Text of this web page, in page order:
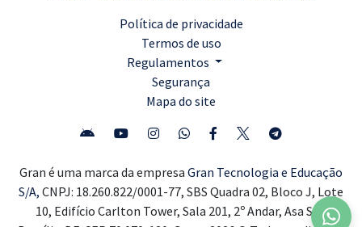
Política de privacidade
Termos de uso
Regulamentos
Segurança
Mapa do site
Gran é uma marca da empresa Gran Tecnologia e Educação
S/A, CNPJ: 18.260.822/0001-77, SBS Quadra 02, Bloco J, Lote
10, Edifício Carlton Tower, Sala 201, 2º Andar, Asa Sul,